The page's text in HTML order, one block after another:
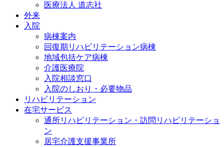
医療法人 道志社
外来
入院
病棟案内
回復期リハビリテーション病棟
地域包括ケア病棟
介護医療院
入院相談窓口
入院のしおり・必要物品
リハビリテーション
在宅サービス
通所リハビリテーション・訪問リハビリテーショ
ン
居宅介護支援事業所